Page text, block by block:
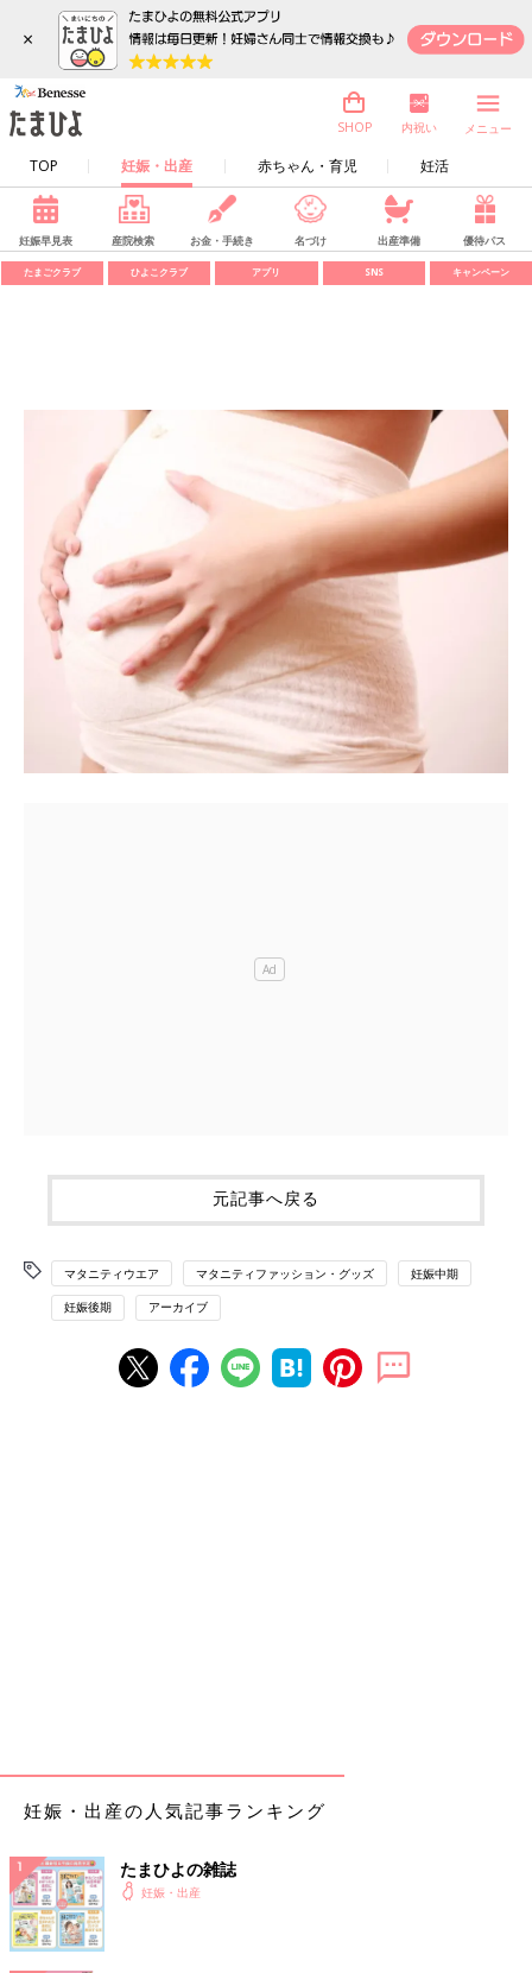
×
TOP 妊娠・出産 赤ちゃん・育児 妊活
SHOP 内祝い メニュー
妊娠早見表 産院検索 お金・手続き 名づけ 出産準備 優待パス
たまごクラブ ひよこクラブ アプリ SNS キャンペーン
元記事へ戻る
マタニティウエア マタニティファッション・グッズ 妊娠中期
妊娠後期 アーカイブ
妊娠・出産の人気記事ランキング
たまひよの雑誌
妊娠・出産